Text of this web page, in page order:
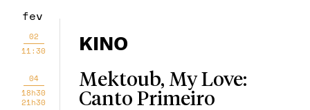
fev
02
11:30
KINO
04
18h30
21h30
Mektoub, My Love:
Canto Primeiro